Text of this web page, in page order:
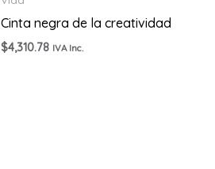
Cinta negra de la creatividad
$4,310.78 IVA Inc.